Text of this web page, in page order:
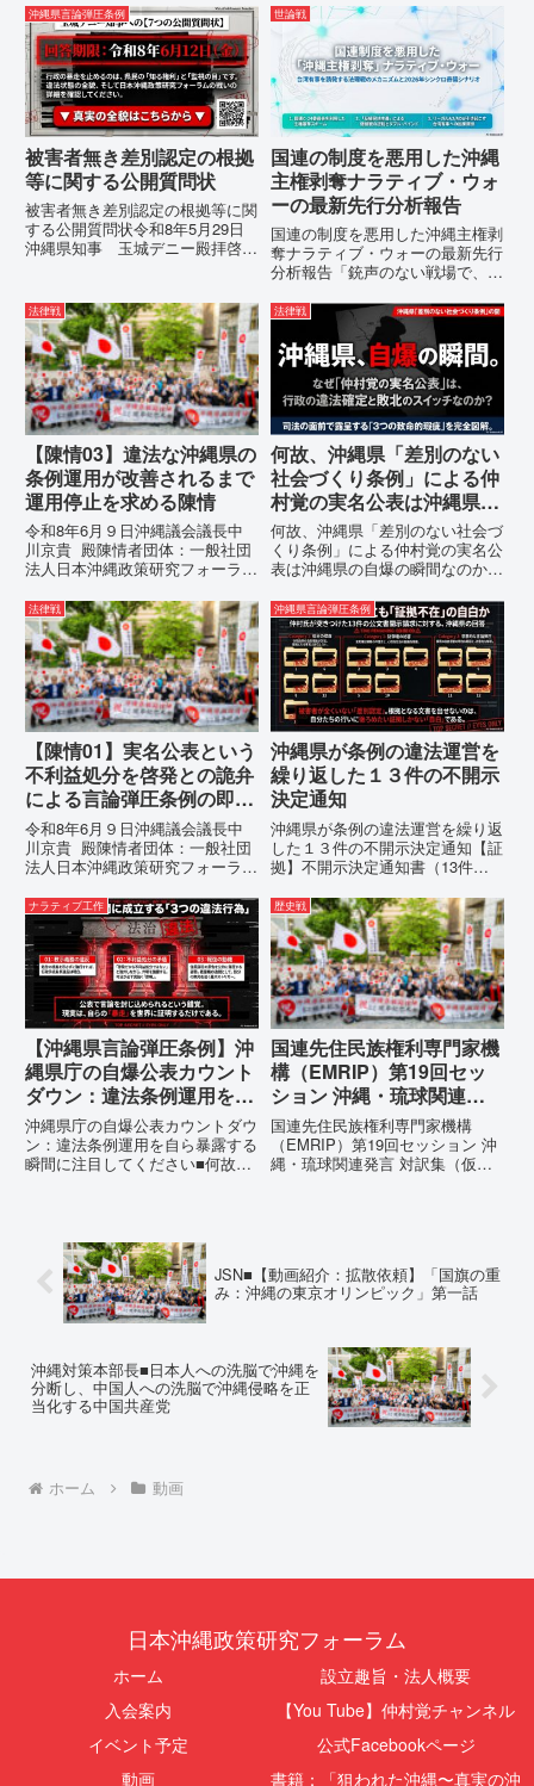
市電 話：080- 「公表により初
めて明らかにされる仕組み」とい
う根拠のない違法運用の指摘と条
例運用の停止を求める陳情...
に、玉城デニー宛に以下の違法状
態の指摘と意見陳述（弁明）留保
の通告を行いました。沖縄県は、
この時は、違法を認めて軌道修正
す...
沖縄県言論弾圧条例
被害者無き差別認定の根拠
等に関する公開質問状
被害者無き差別認定の根拠等に関
する公開質問状令和8年5月29日
沖縄県知事 玉城デニー殿拝啓貴
ます。私は、適正な意見陳述（弁
明）を行うにあたり、沖縄県行政
手続条例第28条で定められた...
世論戦
国連の制度を悪用した沖縄
主権剥奪ナラティブ・ウォ
ーの最新先行分析報告
国連の制度を悪用した沖縄主権剥
奪ナラティブ・ウォーの最新先行
分析報告「銃声のない戦場で、日
いる。」現代の戦争は、ミサイル
が飛来する以前に始まっていま
す。国連という国際的な舞台で、
巧妙な「言説（ナラティブ）」が
法律戦
【陳情03】違法な沖縄県の
条例運用が改善されるまで
運用停止を求める陳情
令和8年6月９日沖縄議会議長中
川京貴 殿陳情者団体：一般社団
法人日本沖縄政策研究フォーラム
所：沖縄県那覇市電 話：080-違
法な沖縄県の条例運用が改善され
るまで運用停止を求める陳情陳情
の趣旨沖縄県は、「沖縄県...
法律戦
何故、沖縄県「差別のない
社会づくり条例」による仲
村覚の実名公表は沖縄県の
自爆の瞬間なのか？その3
つの理由。
何故、沖縄県「差別のない社会づ
くり条例」による仲村覚の実名公
表は沖縄県の自爆の瞬間なのか？
強行しようとしている「仲村覚の
実名公表」。行政側はこの行為
を、特定の個人を社会的制裁に追
い込むための「仕上げ」だと考え
て...
法律戦
【陳情01】実名公表という
不利益処分を啓発との詭弁
による言論弾圧条例の即時
運用停止を求める陳情
令和8年6月９日沖縄議会議長中
川京貴 殿陳情者団体：一般社団
法人日本沖縄政策研究フォーラム
所：沖縄県那覇市電 話：
080- 実名公表という不利益処分
を啓発との詭弁による言論弾圧条
例の即時運用停止を求める陳情
1...
沖縄県言論弾圧条例
沖縄県が条例の違法運営を
繰り返した１３件の不開示
決定通知
沖縄県が条例の違法運営を繰り返
した１３件の不開示決定通知【証
拠】不開示決定通知書（13件）
が請求した「差別認定の根拠」に
対し、県は全て非開示・存否応答
拒否を突きつけました。これは、
彼らが行政手続きの正当性を失
っ...
ナラティブ工作
【沖縄県言論弾圧条例】沖
縄県庁の自爆公表カウント
ダウン：違法条例運用を自
ら暴露する瞬間に注目して
ください
沖縄県庁の自爆公表カウントダウ
ン：違法条例運用を自ら暴露する
瞬間に注目してください■何故、
を封じ込めようとするのか。」そ
の理由は明確です。県政が統治
の...
歴史戦
国連先住民族権利専門家機
構（EMRIP）第19回セッ
ション 沖縄・琉球関連発
言 対訳集（仮訳）
国連先住民族権利専門家機構
（EMRIP）第19回セッション 沖
縄・琉球関連発言 対訳集（仮
JSN■【動画紹介：拡散依頼】「国旗の重
み：沖縄の東京オリンピック」第一話
沖縄対策本部長■日本人への洗脳で沖縄を
分断し、中国人への洗脳で沖縄侵略を正
当化する中国共産党
ホーム 動画
日本沖縄政策研究フォーラム
ホーム
設立趣旨・法人概要
入会案内
【You Tube】仲村覚チャンネル
イベント予定
公式Facebookページ
動画
書籍：「狙われた沖縄〜真実の沖